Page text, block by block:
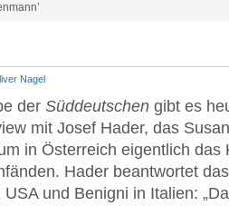
Nagel
der Süddeutschen gibt es
mit Josef Hader, das
in Österreich eigentlich das
Hader beantwortet
und Benigni in Italien: